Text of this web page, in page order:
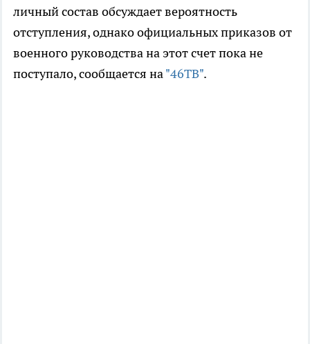
личный состав обсуждает вероятность
отступления, однако официальных приказов от
военного руководства на этот счет пока не
поступало, сообщается на"46ТВ".